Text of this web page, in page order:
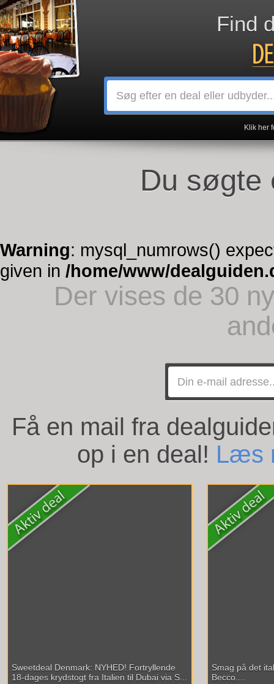
Find
Klik her
Du
Warning: mysql_numrows()
given in /home/www/
Der vises de 30
Få en mail fra
op i en deal! Læs
Sweetdeal Denmark: NYHED! Fortryllende
18-dages krydstogt fra Italien til Dubai via S...
Smag på det
Becco....